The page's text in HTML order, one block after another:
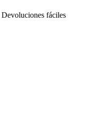
Devoluciones fáciles